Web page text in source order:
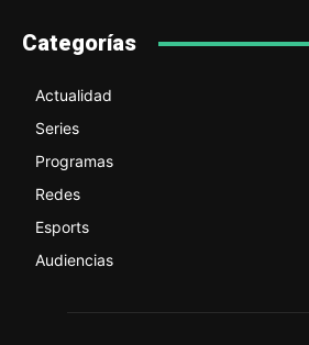
Categorías
Actualidad
Series
Programas
Redes
Esports
Audiencias